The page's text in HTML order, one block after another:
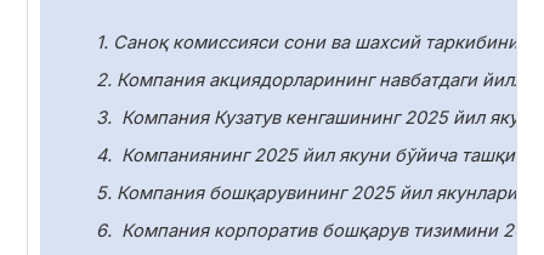
1. Саноқ комиссияси сони ва шахсий таркибини
2. Компания акциядорларининг навбатдаги
3. Компания Кузатув кенгашининг 2025 йил
4. Компаниянинг 2025 йил якуни бўйича ташқи
5. Компания бошқарувининг 2025 йил якунлари
6. Компания корпоратив бошқарув тизимини